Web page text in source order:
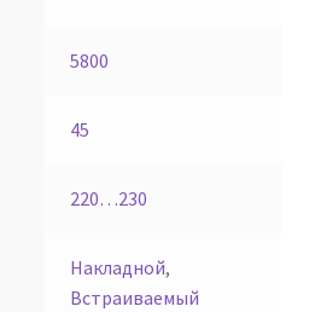
5800
45
220…230
Накладной,
Встраиваемый